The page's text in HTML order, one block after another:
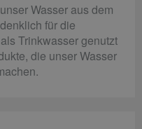
Wasser aus dem
für die
Trinkwasser genutzt
die unser Wasser